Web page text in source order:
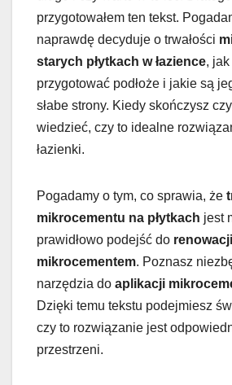
przygotowałem ten tekst.
naprawdę decyduje o trwałości
starych płytkach w łazience,
przygotować podłoże i jakie są
słabe strony. Kiedy skończysz
wiedzieć, czy to idealne
łazienki.
Pogadamy o tym, co sprawia, że
mikrocementu na płytkach jest
prawidłowo podejść do
mikrocementem. Poznasz
narzędzia do aplikacji
Dzięki temu tekstu podejmiesz
czy to rozwiązanie jest
przestrzeni.